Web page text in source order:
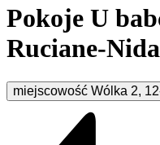
Pokoje U
Ruciane-Nida
miejscowość Wólka 2,